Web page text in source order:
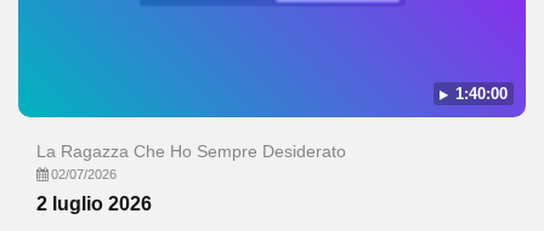
1:40:00
La Ragazza Che Ho Sempre Desiderato
02/07/2026
2 luglio 2026